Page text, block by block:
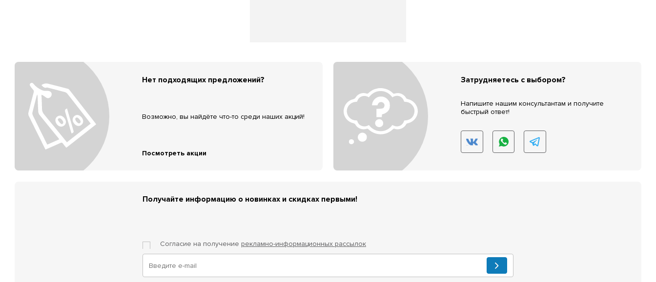
Нет подходящих предложений?
Возможно, вы найдёте что-то среди наших акций!
Посмотреть акции
Затрудняетесь с выбором?
Напишите нашим консультантам и получите
быстрый ответ!
Получайте информацию о новинках и скидках первыми!
Согласие на получение рекламно-информационных рассылок